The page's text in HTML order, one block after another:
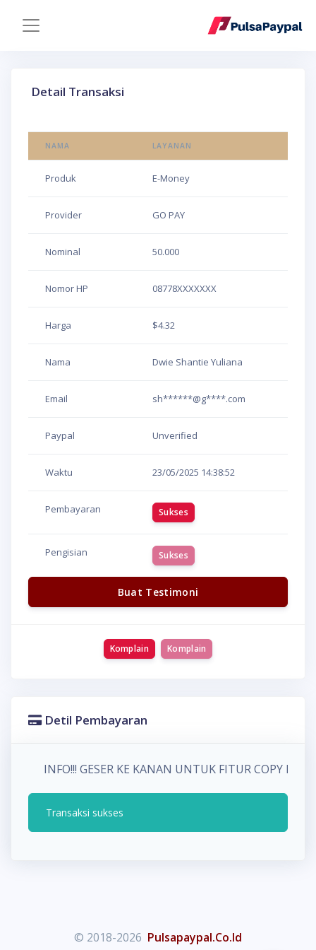
Detail Transaksi
NAMA LAYANAN
Produk E-Money
Provider GO PAY
Nominal 50.000
Nomor HP 08778XXXXXXX
Harga $4.32
Nama Dwie Shantie Yuliana
Email sh******@g****.com
Paypal Unverified
Waktu 23/05/2025 14:38:52
Pembayaran Sukses
Pengisian Sukses
Buat Testimoni
Komplain Komplain
Detil Pembayaran
INFO!!! GESER KE KANAN UNTUK FITUR COPY
Transaksi sukses
© 2018-2026 Pulsapaypal.Co.Id